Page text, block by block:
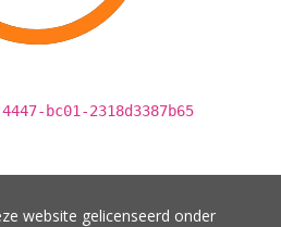
bc01-2318d3387b65
website gelicenseerd onder